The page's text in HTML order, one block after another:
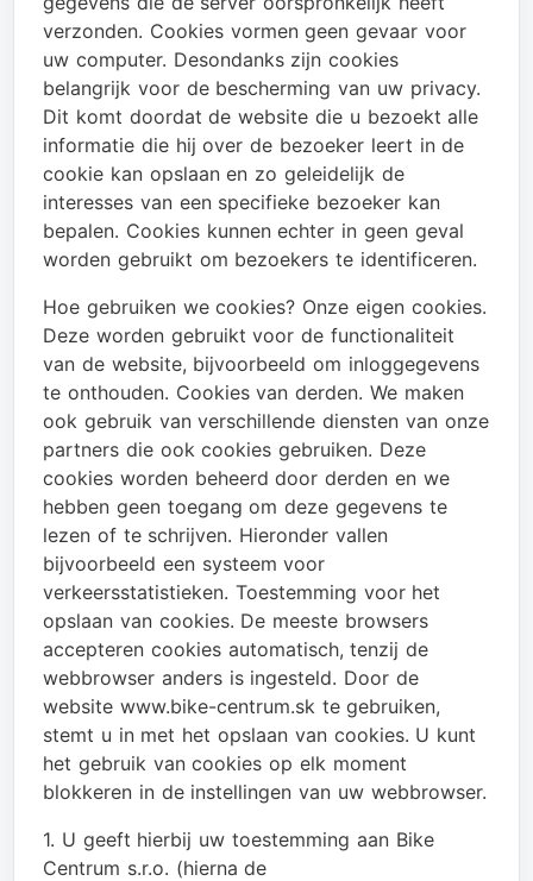
verzonden. Cookies vormen geen gevaar voor
uw computer. Desondanks zijn cookies
belangrijk voor de bescherming van uw privacy.
Dit komt doordat de website die u bezoekt alle
informatie die hij over de bezoeker leert in de
cookie kan opslaan en zo geleidelijk de
interesses van een specifieke bezoeker kan
bepalen. Cookies kunnen echter in geen geval
worden gebruikt om bezoekers te identificeren.
Hoe gebruiken we cookies? Onze eigen cookies.
Deze worden gebruikt voor de functionaliteit
van de website, bijvoorbeeld om inloggegevens
te onthouden. Cookies van derden. We maken
ook gebruik van verschillende diensten van onze
partners die ook cookies gebruiken. Deze
cookies worden beheerd door derden en we
hebben geen toegang om deze gegevens te
lezen of te schrijven. Hieronder vallen
bijvoorbeeld een systeem voor
verkeersstatistieken. Toestemming voor het
opslaan van cookies. De meeste browsers
accepteren cookies automatisch, tenzij de
webbrowser anders is ingesteld. Door de
website www.bike-centrum.sk te gebruiken,
stemt u in met het opslaan van cookies. U kunt
het gebruik van cookies op elk moment
blokkeren in de instellingen van uw webbrowser.
1. U geeft hierbij uw toestemming aan Bike
Centrum s.r.o. (hierna de